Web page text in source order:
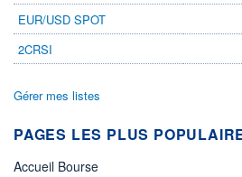
EUR/USD SPOT
2CRSI
Gérer mes listes
PAGES LES PLUS
Accueil Bourse